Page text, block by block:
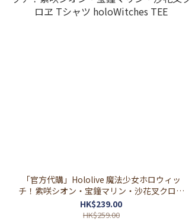
「官方代購」Hololive 魔法少女ホロウィッ
チ！紫咲シオン・宝鐘マリン・沙花叉クロヱ
Tシャツ holoWitches TEE
HK$239.00
HK$259.00